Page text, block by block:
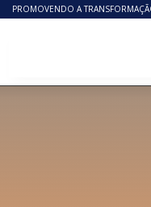
PROMOVENDO A